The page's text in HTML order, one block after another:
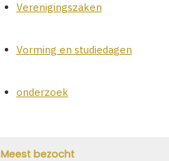
Verenigingszaken
Vorming en studiedagen
onderzoek
Meest bezocht